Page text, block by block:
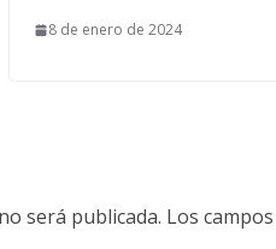
8 de enero de 2024
será publicada. Los